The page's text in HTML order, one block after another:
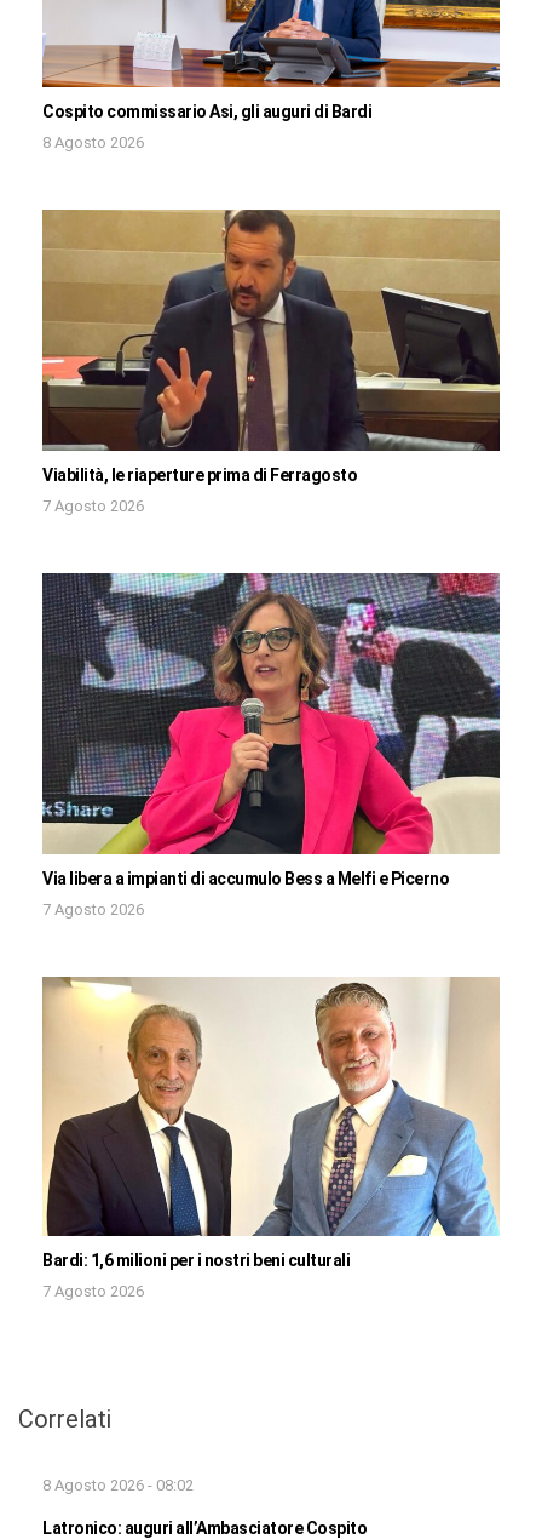
Cospito commissario Asi, gli auguri di Bardi
8 Agosto 2026
Viabilità, le riaperture prima di Ferragosto
7 Agosto 2026
Via libera a impianti di accumulo Bess a Melfi e Picerno
7 Agosto 2026
Bardi: 1,6 milioni per i nostri beni culturali
7 Agosto 2026
Correlati
8 Agosto 2026 - 08:02
Latronico: auguri all’Ambasciatore Cospito